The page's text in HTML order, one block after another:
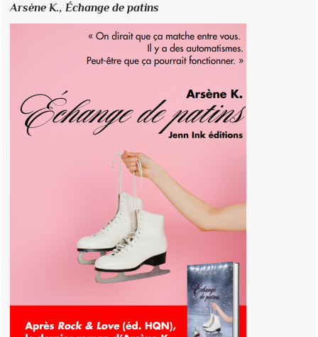
Arsène K.,Échange de patins